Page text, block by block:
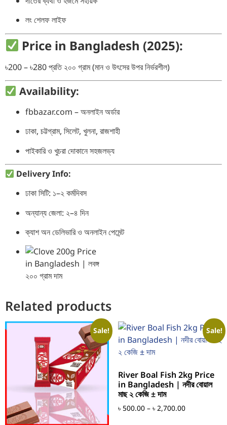
লং শেলফ লাইফ
Price in Bangladesh (2025):
৳200 – ৳280 প্রতি ২০০ গ্রাম (মান ও উৎসের উপর নির্ভরশীল)
Availability:
fbbazar.com – অনলাইন অর্ডার
ঢাকা, চট্টগ্রাম, সিলেট, খুলনা, রাজশাহী
পাইকারি ও খুচরা দোকানে সহজলভ্য
Delivery Info:
ঢাকা সিটি: ১–২ কর্মদিবস
অন্যান্য জেলা: ২–৪ দিন
ক্যাশ অন ডেলিভারি ও অনলাইন পেমেন্ট
Related products
Sale! Sale!
River Boal Fish 2kg Price
in Bangladesh | নদীর বোয়াল
মাছ ২ কেজি ± দাম
৳ 500.00 – ৳ 2,700.00